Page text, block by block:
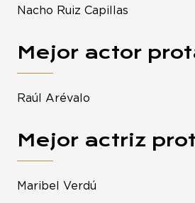
Nacho Ruiz Capillas
Mejor actor
Raúl Arévalo
Mejor actriz
Maribel Verdú